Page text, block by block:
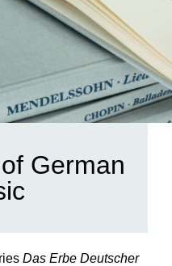
German
Das Erbe Deutscher